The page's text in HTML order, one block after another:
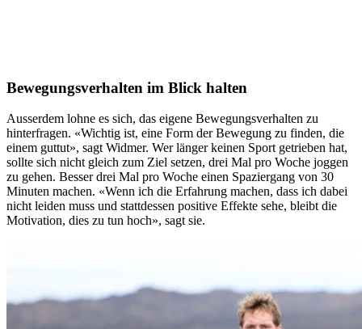
Bewegungsverhalten im Blick halten
Ausserdem lohne es sich, das eigene Bewegungsverhalten zu
hinterfragen. «Wichtig ist, eine Form der Bewegung zu finden, die
einem guttut», sagt Widmer. Wer länger keinen Sport getrieben hat,
sollte sich nicht gleich zum Ziel setzen, drei Mal pro Woche joggen
zu gehen. Besser drei Mal pro Woche einen Spaziergang von 30
Minuten machen. «Wenn ich die Erfahrung machen, dass ich dabei
nicht leiden muss und stattdessen positive Effekte sehe, bleibt die
Motivation, dies zu tun hoch», sagt sie.